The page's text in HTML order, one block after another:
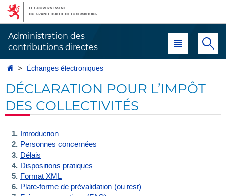
Aller
navigation
Aller
au
Administration des
contributions directes
Menu principal
AccueilÉchanges électroniques
DÉCLARATION POUR L’IMPÔT
DES COLLECTIVITÉS
Introduction
Personnes concernées
Délais
Dispositions pratiques
Format XML
Plate-forme de prévalidation (ou test)